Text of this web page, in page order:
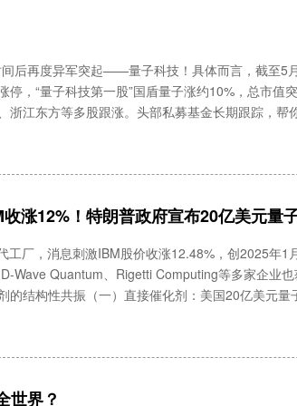
间后再度异军突起——量子科技！具体而言，截至5
，“量子科技第一股”国盾量子涨约10%，总市值
浙江东方等多股跟涨。头部私募基金长期跟踪，帮
涨12%！特朗普政府宣布20亿美元量
工厂，消息刺激IBM股价收涨12.48%，创2025年1
Wave Quantum、Rigetti Computing等多家企业
的结构性共振（一）直接催化剂：美国20亿美元量
世界？